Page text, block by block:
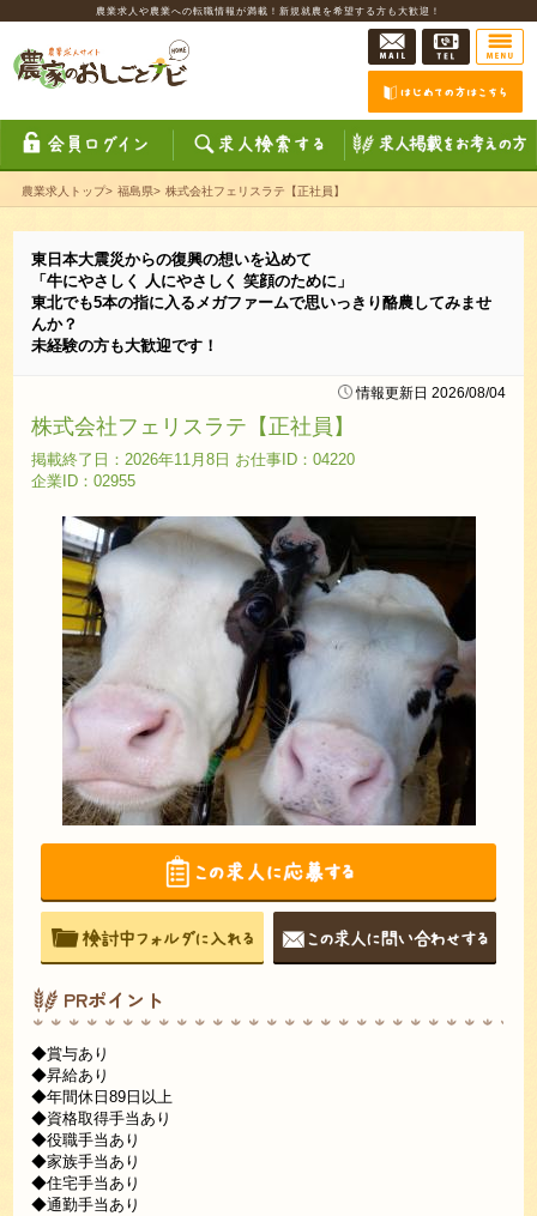
農業求人や農業への転職情報が満載！新規就農を希望する方も大歓迎！
農業求人トップ> 福島県> 株式会社フェリスラテ【正社員】
東日本大震災からの復興の想いを込めて
「牛にやさしく 人にやさしく 笑顔のために」
東北でも5本の指に入るメガファームで思いっきり酪農してみませ
んか？
未経験の方も大歓迎です！
情報更新日 2026/08/04
株式会社フェリスラテ【正社員】
掲載終了日：2026年11月8日 お仕事ID：04220
企業ID：02955
PRポイント
◆賞与あり
◆昇給あり
◆年間休日89日以上
◆資格取得手当あり
◆役職手当あり
◆家族手当あり
◆住宅手当あり
◆通勤手当あり